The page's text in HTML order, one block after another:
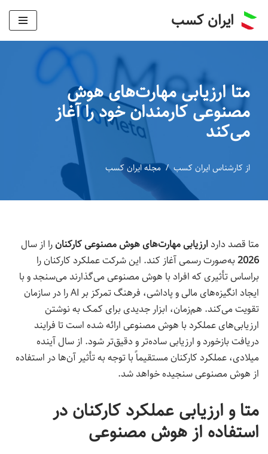
پرش
ایران کسب
متا ارزیابی مهارت‌های هوش
مصنوعی کارمندان خود را آغاز
می‌کند
از کارشناس ایران کسب مجله ایران کسب
متا قصد داردارزیابی مهارت‌های هوش مصنوعی کارکنانرا از سال
2026 به‌صورت رسمی آغاز کند. این شرکت عملکرد کارکنان را
براساس تأثیری که افراد با هوش مصنوعی می‌گذارند می‌سنجد و با
ایجاد انگیزه‌های مالی و پاداشی، فرهنگ تمرکز بر AI را در سازمان
تقویت می‌کند. هم‌زمان، ابزار جدیدی برای کمک به نوشتن
ارزیابی‌های عملکرد با هوش مصنوعی ارائه شده است تا فرایند
دریافت بازخورد و ارزیابی ساده‌تر و دقیق‌تر شود. از سال آینده
میلادی، عملکرد کارکنان مستقیماً با توجه به تأثیر آن‌ها در استفاده
از هوش مصنوعی سنجیده خواهد شد.
متا و ارزیابی عملکرد کارکنان در
استفاده از هوش مصنوعی